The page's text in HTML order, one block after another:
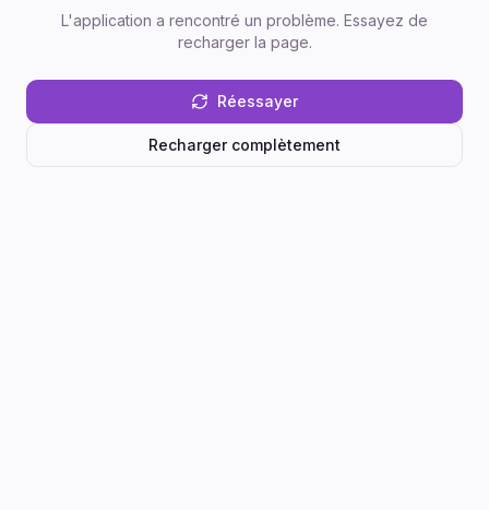
L'application a rencontré un problème. Essayez de
recharger la page.
Réessayer
Recharger complètement